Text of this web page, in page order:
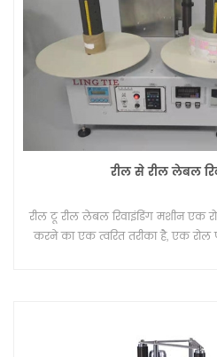
रील से रील लेबल
रील टू रील लेबल रिवाइंडिंग मशीन एक
करने का एक त्वरित तरीका है, एक रोल